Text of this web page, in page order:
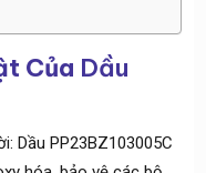
Của Dầu
Dầu PP23BZ103005C